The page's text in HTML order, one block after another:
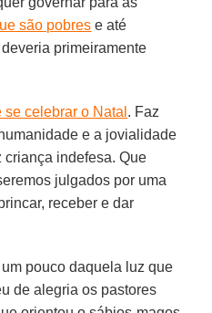
são pobres e até
primeiramente
se celebrar o Natal . Faz
e a jovialidade
criança indefesa. Que
julgados por uma
receber e dar
pouco daquela luz que
de alegria os pastores